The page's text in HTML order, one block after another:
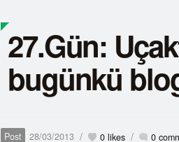
27.Gün:
bugünkü
Post 28/03/2013/ 0likes/ 0